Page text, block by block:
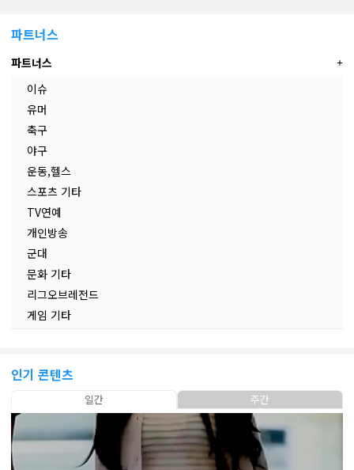
파트너스
파트너스
이슈
유머
축구
야구
운동,헬스
스포츠 기타
TV연예
개인방송
군대
문화 기타
리그오브레전드
게임 기타
인기 콘텐츠
일간 주간